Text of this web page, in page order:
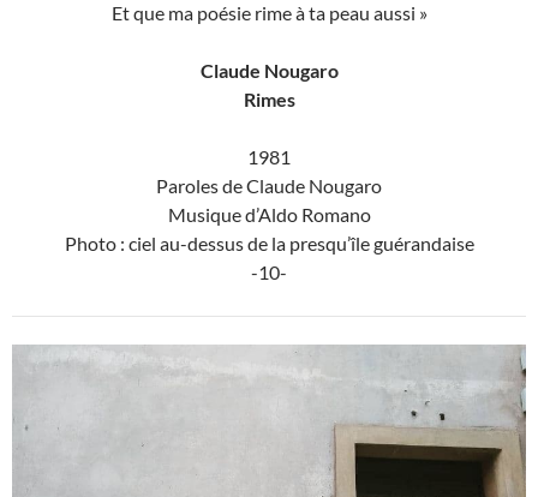
Et que ma poésie rime à ta peau aussi »
Claude Nougaro
Rimes
1981
Paroles de Claude Nougaro
Musique d’Aldo Romano
Photo : ciel au-dessus de la presqu’île guérandaise
-10-